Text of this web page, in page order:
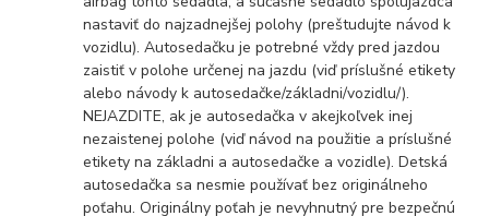
nastaviť do najzadnejšej polohy (preštudujte návod k
vozidlu). Autosedačku je potrebné vždy pred jazdou
zaistiť v polohe určenej na jazdu (viď príslušné etikety
alebo návody k autosedačke/základni/vozidlu/).
NEJAZDITE, ak je autosedačka v akejkoľvek inej
nezaistenej polohe (viď návod na použitie a príslušné
etikety na základni a autosedačke a vozidle). Detská
autosedačka sa nesmie používať bez originálneho
poťahu. Originálny poťah je nevyhnutný pre bezpečnú